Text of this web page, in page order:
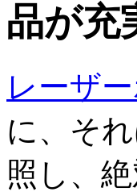
品が充
レーザ
に、そ
照し、